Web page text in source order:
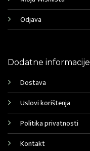
Odjava
Dodatne informacije
Dostava
Uslovi korištenja
Politika privatnosti
Kontakt